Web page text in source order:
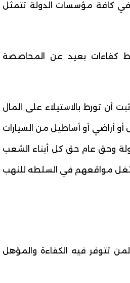
في كافة مؤسسات الدولة تتمثل
كفاءات بعيد عن المحاصصة
أن تورط بالاستيلاء على المال
أو أراضي أو أساطيل من السيارات
وحق عام حق كل أبناء الشعب
مواقعهم في السلطه للنهب
لمن تتوفر فيه الكفاءة والمؤهل